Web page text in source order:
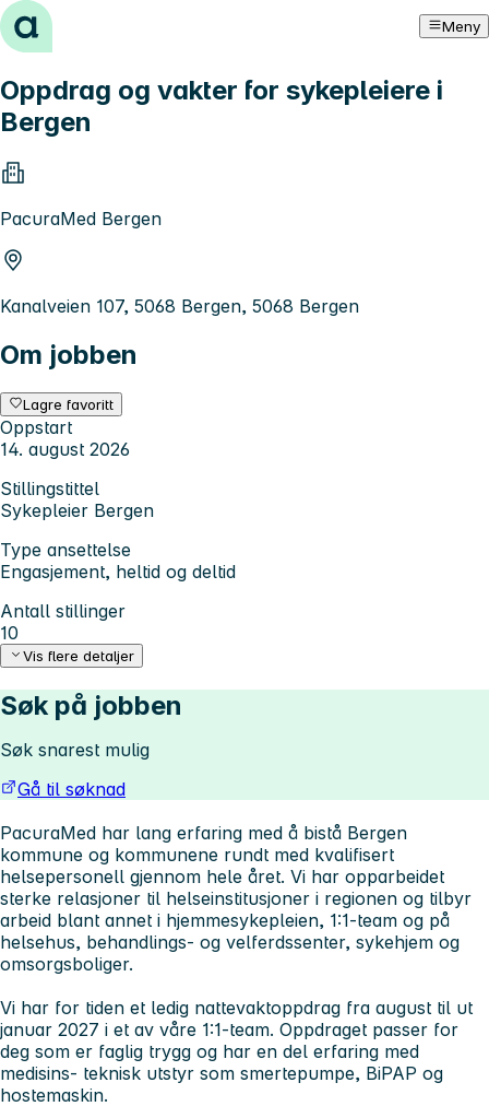
Hopp til innhold Meny
Oppdrag og vakter for sykepleiere i
Bergen
PacuraMed Bergen
Kanalveien 107, 5068 Bergen, 5068 Bergen
Om jobben
Lagre favoritt
Oppstart
14. august 2026
Stillingstittel
Sykepleier Bergen
Type ansettelse
Engasjement, heltid og deltid
Antall stillinger
10
Vis flere detaljer
Søk på jobben
Søk snarest mulig
Gå til søknad
PacuraMed har lang erfaring med å bistå Bergen
kommune og kommunene rundt med kvalifisert
helsepersonell gjennom hele året. Vi har opparbeidet
sterke relasjoner til helseinstitusjoner i regionen og tilbyr
arbeid blant annet i hjemmesykepleien, 1:1-team og på
helsehus, behandlings- og velferdssenter, sykehjem og
omsorgsboliger.
Vi har for tiden et ledig nattevaktoppdrag fra august til ut
januar 2027 i et av våre 1:1-team. Oppdraget passer for
deg som er faglig trygg og har en del erfaring med
medisins- teknisk utstyr som smertepumpe, BiPAP og
hostemaskin.